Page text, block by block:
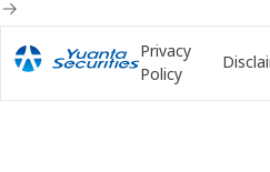
Privacy
Policy